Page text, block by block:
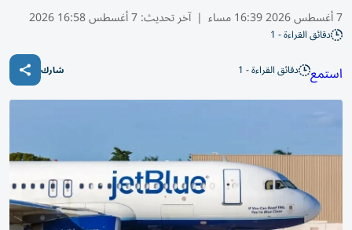
7 أغسطس 2026 16:39 مساء | آخر تحديث:7 أغسطس 16:58 2026
دقائق القراءة - 1
استمع دقائق القراءة - 1 شارك